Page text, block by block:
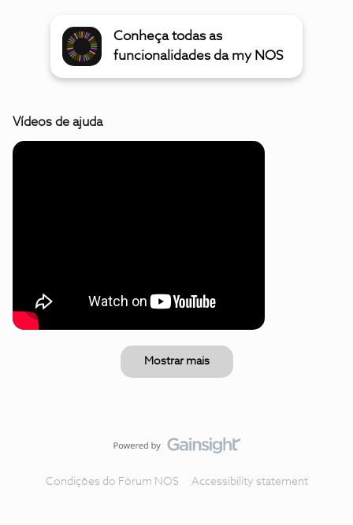
Conheça todas as
funcionalidades da my NOS
Vídeos de ajuda
Mostrar mais
Condições do Fórum NOS Accessibility statement